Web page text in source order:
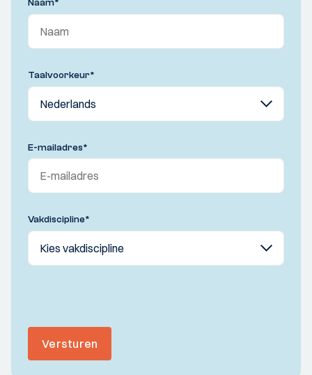
Naam*
Taalvoorkeur*
E-mailadres*
Vakdiscipline*
Versturen